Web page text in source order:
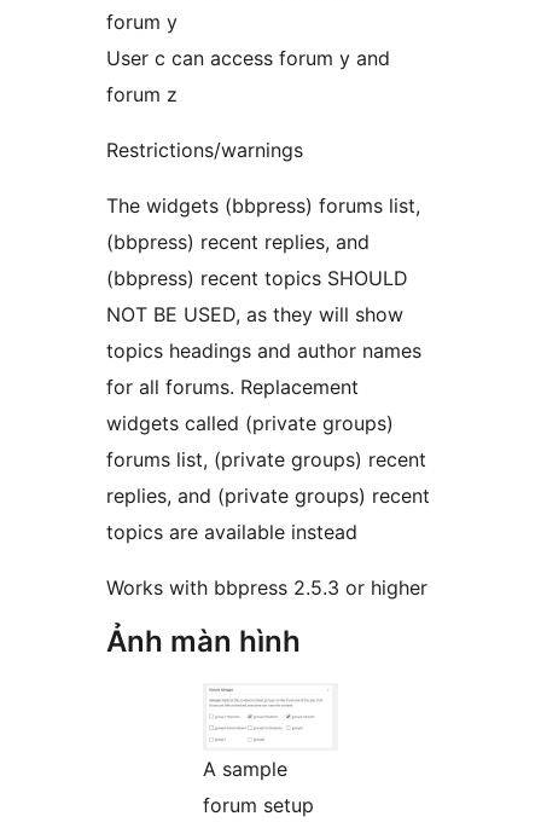
forum y
User c can access forum y and
forum z
Restrictions/warnings
The widgets (bbpress) forums list,
(bbpress) recent replies, and
(bbpress) recent topics SHOULD
NOT BE USED, as they will show
topics headings and author names
for all forums. Replacement
widgets called (private groups)
forums list, (private groups) recent
replies, and (private groups) recent
topics are available instead
Works with bbpress 2.5.3 or higher
Ảnh màn hình
A sample
forum setup